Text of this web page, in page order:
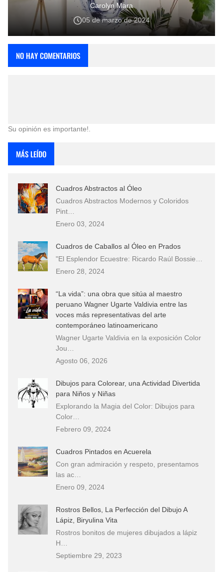
Carolyn Mara
05 de marzo de 2024
NO HAY COMENTARIOS
Su opinión es importante!.
MÁS LEÍDO
Cuadros Abstractos al Óleo
Cuadros Abstractos Modernos y Coloridos
Pint…
Enero 03, 2024
Cuadros de Caballos al Óleo en Prados
"El Esplendor Ecuestre: Ricardo Raúl Bossie…
Enero 28, 2024
“La vida”: una obra que sitúa al maestro
peruano Wagner Ugarte Valdivia entre las
voces más representativas del arte
contemporáneo latinoamericano
Wagner Ugarte Valdivia en la exposición Color
Jou…
Agosto 06, 2026
Dibujos para Colorear, una Actividad Divertida
para Niños y Niñas
Explorando la Magia del Color: Dibujos para
Color…
Febrero 09, 2024
Cuadros Pintados en Acuerela
Con gran admiración y respeto, presentamos
las ac…
Enero 09, 2024
Rostros Bellos, La Perfección del Dibujo A
Lápiz, Biryulina Vita
Rostros bonitos de mujeres dibujados a lápiz
H…
Septiembre 29, 2023